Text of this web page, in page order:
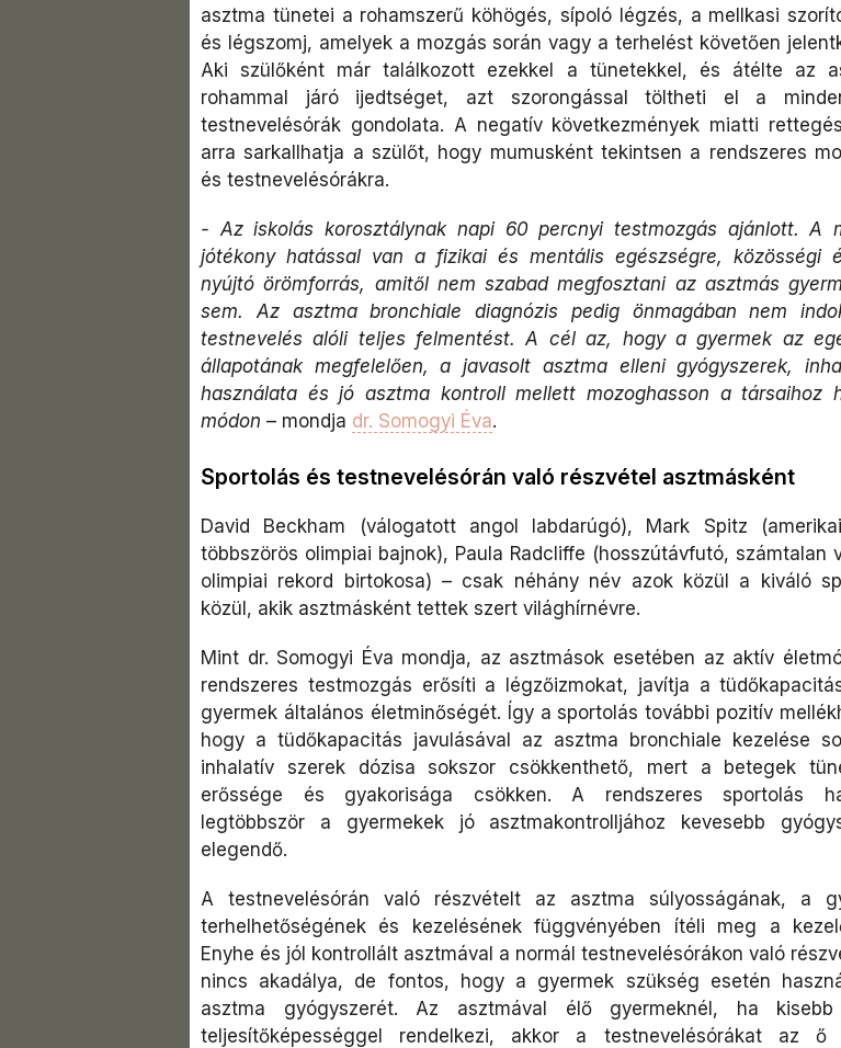
asztma tünetei a rohamszerű köhögés, sípoló légzés, a mellkasi
és légszomj, amelyek a mozgás során vagy a terhelést követően
Aki szülőként már találkozott ezekkel a tünetekkel, és átélte az
rohammal járó ijedtséget, azt szorongással töltheti el a
testnevelésórák gondolata. A negatív következmények miatti
arra sarkallhatja a szülőt, hogy mumusként tekintsen a rendszeres
és testnevelésórákra.
- Az iskolás korosztálynak napi 60 percnyi testmozgás ajánlott. A
jótékony hatással van a fizikai és mentális egészségre, közösségi
nyújtó örömforrás, amitől nem szabad megfosztani az asztmás
sem. Az asztma bronchiale diagnózis pedig önmagában nem
testnevelés alóli teljes felmentést. A cél az, hogy a gyermek az
állapotának megfelelően, a javasolt asztma elleni gyógyszerek,
használata és jó asztma kontroll mellett mozoghasson a társaihoz
módon – mondja dr. Somogyi Éva.
Sportolás és testnevelésórán való részvétel asztmásként
David Beckham (válogatott angol labdarúgó), Mark Spitz
többszörös olimpiai bajnok), Paula Radcliffe (hosszútávfutó, számtalan
olimpiai rekord birtokosa) – csak néhány név azok közül a kiváló
közül, akik asztmásként tettek szert világhírnévre.
Mint dr. Somogyi Éva mondja, az asztmások esetében az aktív
rendszeres testmozgás erősíti a légzőizmokat, javítja a
gyermek általános életminőségét. Így a sportolás további pozitív
hogy a tüdőkapacitás javulásával az asztma bronchiale kezelése
inhalatív szerek dózisa sokszor csökkenthető, mert a betegek
erőssége és gyakorisága csökken. A rendszeres sportolás
legtöbbször a gyermekek jó asztmakontrolljához kevesebb
elegendő.
A testnevelésórán való részvételt az asztma súlyosságának, a
terhelhetőségének és kezelésének függvényében ítéli meg a
Enyhe és jól kontrollált asztmával a normál testnevelésórákon való
nincs akadálya, de fontos, hogy a gyermek szükség esetén
asztma gyógyszerét. Az asztmával élő gyermeknél, ha
teljesítőképességgel rendelkezi, akkor a testnevelésórákat az ő